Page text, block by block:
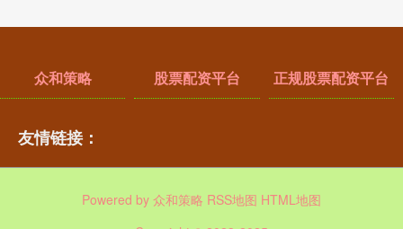
众和策略 股票配资平台 正规股票配资平台
友情链接：
Powered by 众和策略 RSS地图 HTML地图